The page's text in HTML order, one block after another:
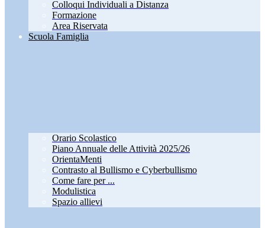
Colloqui Individuali a Distanza
Formazione
Area Riservata
Scuola Famiglia
Orario Scolastico
Piano Annuale delle Attività 2025/26
OrientaMenti
Contrasto al Bullismo e Cyberbullismo
Come fare per ...
Modulistica
Spazio allievi